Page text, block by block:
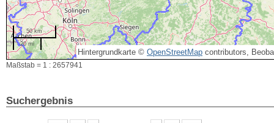
Hintergrundkarte © OpenStreetMap contributors,
50 km
20 mi
Maßstab = 1 : 2657941
Suchergebnis